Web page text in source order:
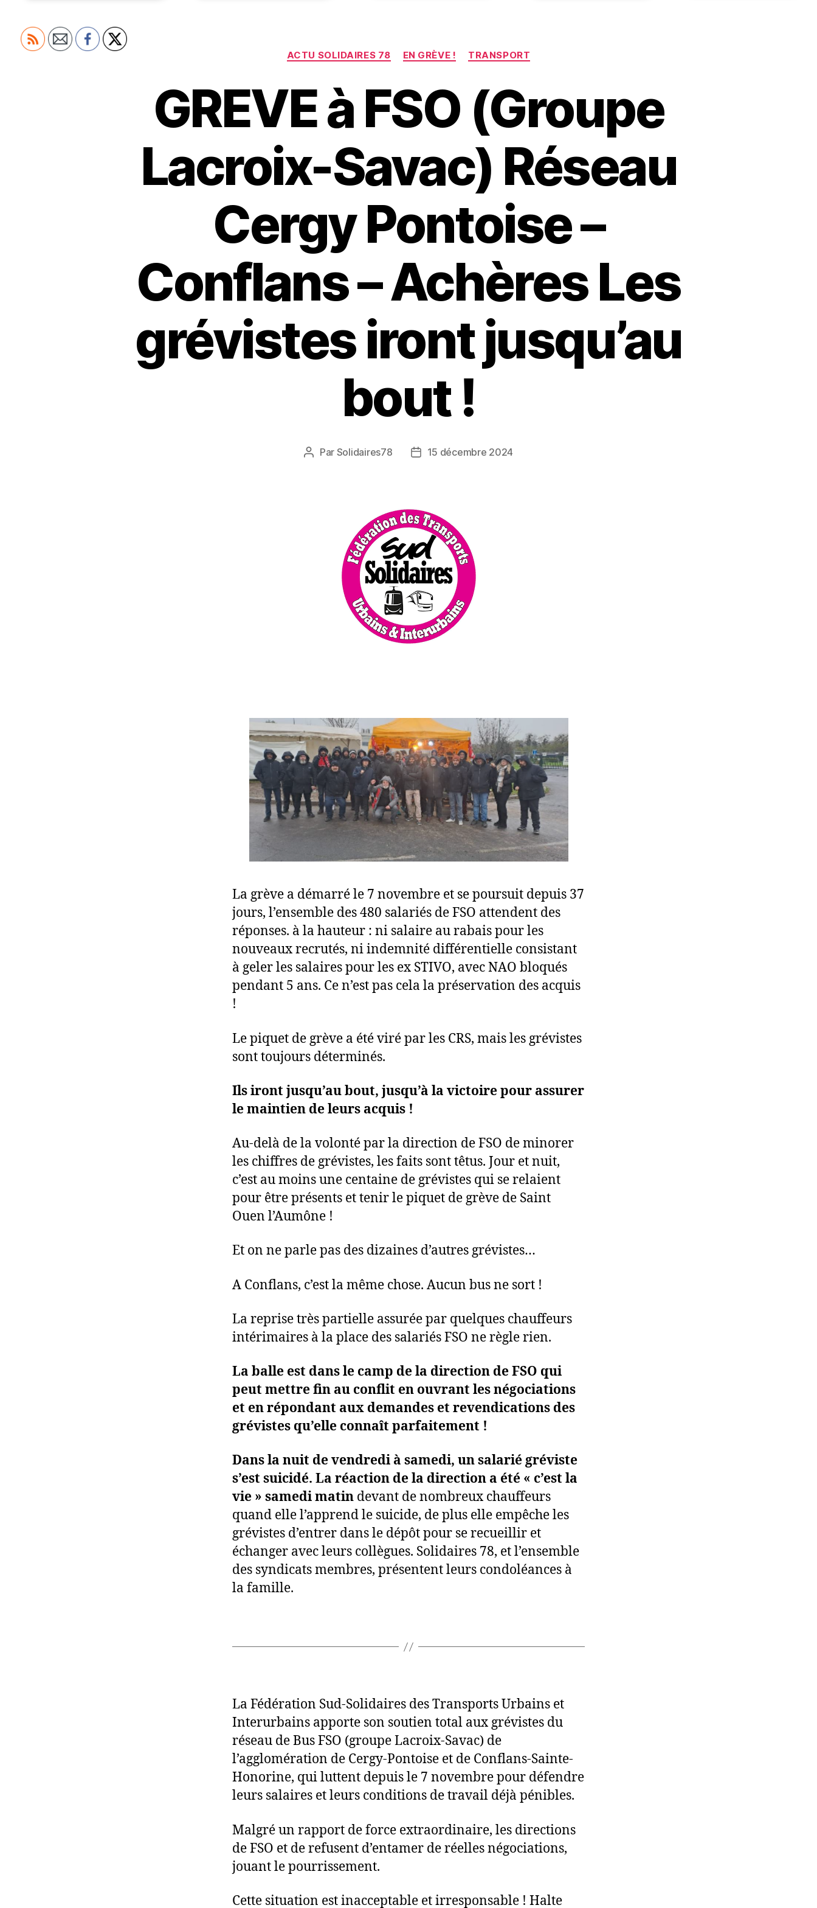
Catégories
ACTU SOLIDAIRES 78 EN GRÈVE ! TRANSPORT
GREVE à FSO (Groupe
Lacroix-Savac) Réseau
Cergy Pontoise –
Conflans – Achères Les
grévistes iront jusqu’au
bout !
Auteur
Par Solidaires78
Date15 décembre 2024
La grève a démarré le 7 novembre et se poursuit depuis 37
jours, l’ensemble des 480 salariés de FSO attendent des
réponses. à la hauteur : ni salaire au rabais pour les
nouveaux recrutés, ni indemnité différentielle consistant
à geler les salaires pour les ex STIVO, avec NAO bloqués
pendant 5 ans. Ce n’est pas cela la préservation des acquis
!
Le piquet de grève a été viré par les CRS, mais les grévistes
sont toujours déterminés.
Ils iront jusqu’au bout, jusqu’à la victoire pour assurer
le maintien de leurs acquis !
Au-delà de la volonté par la direction de FSO de minorer
les chiffres de grévistes, les faits sont têtus. Jour et nuit,
c’est au moins une centaine de grévistes qui se relaient
pour être présents et tenir le piquet de grève de Saint
Ouen l’Aumône !
Et on ne parle pas des dizaines d’autres grévistes…
A Conflans, c’est la même chose. Aucun bus ne sort !
La reprise très partielle assurée par quelques chauffeurs
intérimaires à la place des salariés FSO ne règle rien.
La balle est dans le camp de la direction de FSO qui
peut mettre fin au conflit en ouvrant les négociations
et en répondant aux demandes et revendications des
grévistes qu’elle connaît parfaitement !
Dans la nuit de vendredi à samedi, un salarié gréviste
s’est suicidé. La réaction de la direction a été « c’est la
vie » samedi matin devant de nombreux chauffeurs
quand elle l’apprend le suicide, de plus elle empêche les
grévistes d’entrer dans le dépôt pour se recueillir et
échanger avec leurs collègues. Solidaires 78, et l’ensemble
des syndicats membres, présentent leurs condoléances à
la famille.
La Fédération Sud-Solidaires des Transports Urbains et
Interurbains apporte son soutien total aux grévistes du
réseau de Bus FSO (groupe Lacroix-Savac) de
l’agglomération de Cergy-Pontoise et de Conflans-Sainte-
Honorine, qui luttent depuis le 7 novembre pour défendre
leurs salaires et leurs conditions de travail déjà pénibles.
Malgré un rapport de force extraordinaire, les directions
de FSO et de refusent d’entamer de réelles négociations,
jouant le pourrissement.
Cette situation est inacceptable et irresponsable ! Halte